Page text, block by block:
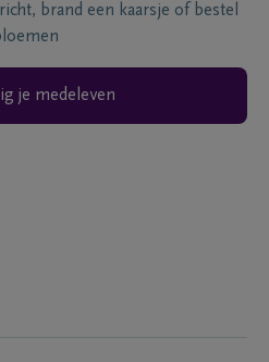
brand een kaarsje of bestel
je medeleven